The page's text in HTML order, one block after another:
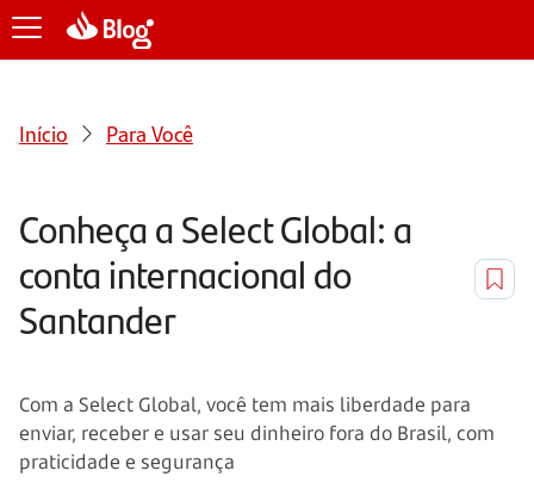
Início Para Você
Conheça a Select Global: a
conta internacional do
Santander
Com a Select Global, você tem mais liberdade para
enviar, receber e usar seu dinheiro fora do Brasil, com
praticidade e segurança